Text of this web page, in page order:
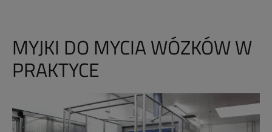
MYJKI DO MYCIA WÓZKÓW W
PRAKTYCE